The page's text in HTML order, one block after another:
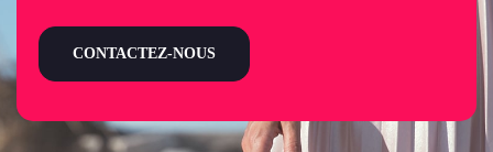
CONTACTEZ-NOUS